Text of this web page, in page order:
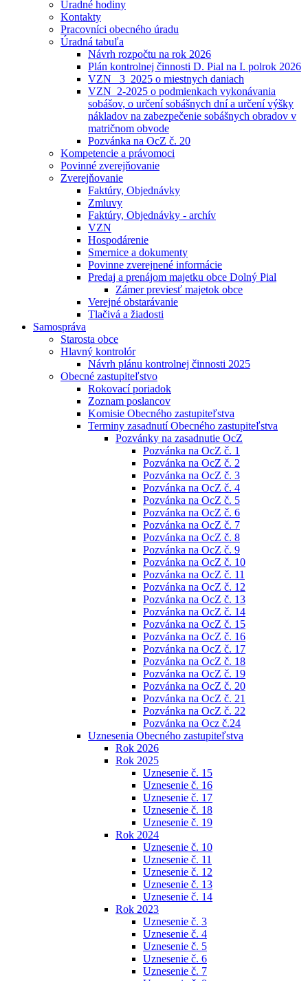
Úradné hodiny
Kontakty
Pracovníci obecného úradu
Úradná tabuľa
Návrh rozpočtu na rok 2026
Plán kontrolnej činnosti D. Pial na I. polrok 2026
VZN _3_2025 o miestnych daniach
VZN_2-2025 o podmienkach vykonávania
sobášov, o určení sobášnych dní a určení výšky
nákladov na zabezpečenie sobášnych obradov v
matričnom obvode
Pozvánka na OcZ č. 20
Kompetencie a právomoci
Povinné zverejňovanie
Zverejňovanie
Faktúry, Objednávky
Zmluvy
Faktúry, Objednávky - archív
VZN
Hospodárenie
Smernice a dokumenty
Povinne zverejnené informácie
Predaj a prenájom majetku obce Dolný Pial
Zámer previesť majetok obce
Verejné obstarávanie
Tlačivá a žiadosti
Samospráva
Starosta obce
Hlavný kontrolór
Návrh plánu kontrolnej činnosti 2025
Obecné zastupiteľstvo
Rokovací poriadok
Zoznam poslancov
Komisie Obecného zastupiteľstva
Terminy zasadnutí Obecného zastupiteľstva
Pozvánky na zasadnutie OcZ
Pozvánka na OcZ č. 1
Pozvánka na OcZ č. 2
Pozvánka na OcZ č. 3
Pozvánka na OcZ č. 4
Pozvánka na OcZ č. 5
Pozvánka na OcZ č. 6
Pozvánka na OcZ č. 7
Pozvánka na OcZ č. 8
Pozvánka na OcZ č. 9
Pozvánka na OcZ č. 10
Pozvánka na OcZ č. 11
Pozvánka na OcZ č. 12
Pozvánka na OcZ č. 13
Pozvánka na OcZ č. 14
Pozvánka na OcZ č. 15
Pozvánka na OcZ č. 16
Pozvánka na OcZ č. 17
Pozvánka na OcZ č. 18
Pozvánka na OcZ č. 19
Pozvánka na OcZ č. 20
Pozvánka na OcZ č. 21
Pozvánka na OcZ č. 22
Pozvánka na Ocz č.24
Uznesenia Obecného zastupiteľstva
Rok 2026
Rok 2025
Uznesenie č. 15
Uznesenie č. 16
Uznesenie č. 17
Uznesenie č. 18
Uznesenie č. 19
Rok 2024
Uznesenie č. 10
Uznesenie č. 11
Uznesenie č. 12
Uznesenie č. 13
Uznesenie č. 14
Rok 2023
Uznesenie č. 3
Uznesenie č. 4
Uznesenie č. 5
Uznesenie č. 6
Uznesenie č. 7